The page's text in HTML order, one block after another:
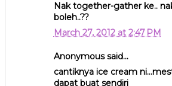
Nak together-gather ke..
boleh..??
March 27, 2012 at 2:47 PM
Anonymous said...
cantiknya ice cream
dapat buat sendiri